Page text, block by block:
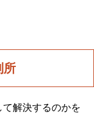
所
て解決するのかを